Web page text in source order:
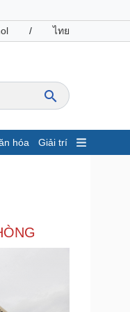
/ ไทย
hóa Giải trí